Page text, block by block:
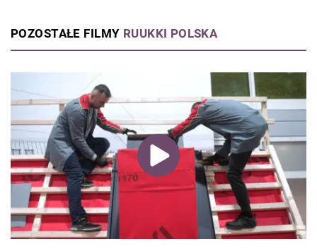
POZOSTAŁE FILMY RUUKKI POLSKA